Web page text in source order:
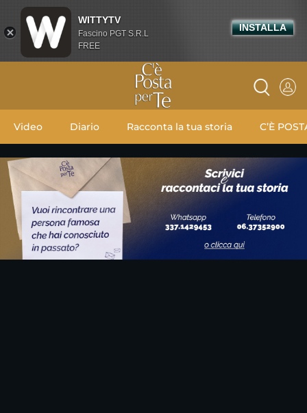
Video Diario Racconta la tua storia C’È
WITTYTV
Fascino PGT S.R.L
FREE
INSTALLA